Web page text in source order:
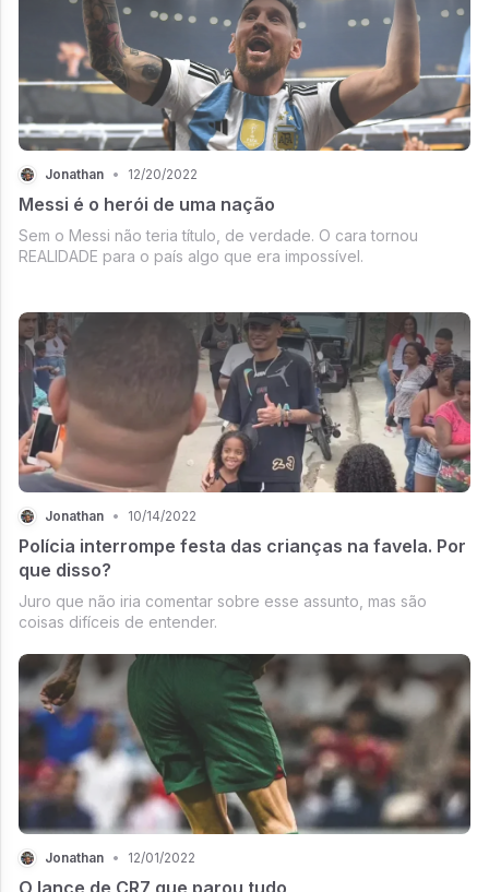
Jonathan • 12/20/2022
Messi é o herói de uma nação
Sem o Messi não teria título, de verdade. O cara tornou
REALIDADE para o país algo que era impossível.
Jonathan • 10/14/2022
Polícia interrompe festa das crianças na favela. Por
que disso?
Juro que não iria comentar sobre esse assunto, mas são
coisas difíceis de entender.
Jonathan • 12/01/2022
O lance de CR7 que parou tudo